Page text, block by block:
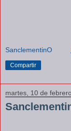
SanclementinO
Compartir
martes, 10 de